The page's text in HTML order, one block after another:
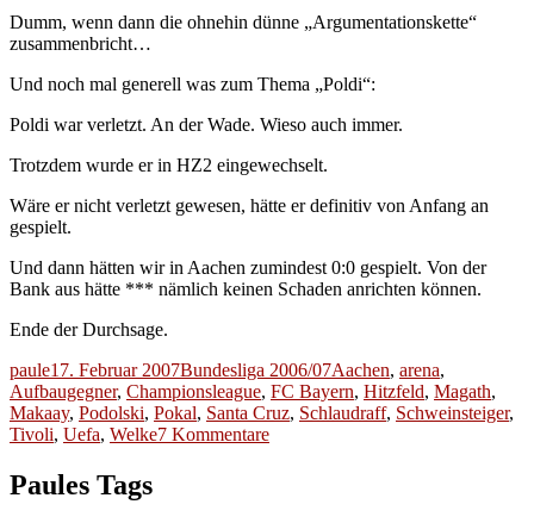
Dumm, wenn dann die ohnehin dünne „Argumentationskette“
zusammenbricht…
Und noch mal generell was zum Thema „Poldi“:
Poldi war verletzt. An der Wade. Wieso auch immer.
Trotzdem wurde er in HZ2 eingewechselt.
Wäre er nicht verletzt gewesen, hätte er definitiv von Anfang an
gespielt.
Und dann hätten wir in Aachen zumindest 0:0 gespielt. Von der
Bank aus hätte *** nämlich keinen Schaden anrichten können.
Ende der Durchsage.
Autor
pauleVeröffentlicht
am
17. Februar 2007Kategorien
Bundesliga 2006/07Schlagwörter
Aachen, arena,
Aufbaugegner, Championsleague, FC Bayern, Hitzfeld, Magath,
Makaay, Podolski, Pokal, Santa Cruz, Schlaudraff, Schweinsteiger,
Tivoli, Uefa, Welke7 Kommentarezu
Paules Tags